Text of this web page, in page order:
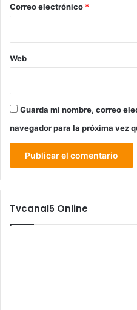
*
Correo electrónico *
Web
Guarda mi nombre, correo
navegador para la próxima vez
Tvcanal5 Online